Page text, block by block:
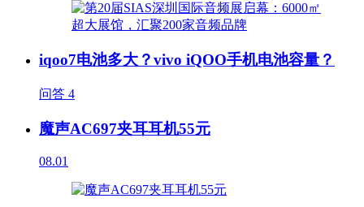
iqoo7电池多大？vivo iQOO手机电池容量？
问答 4
魔声AC697夹耳耳机55元
08.01